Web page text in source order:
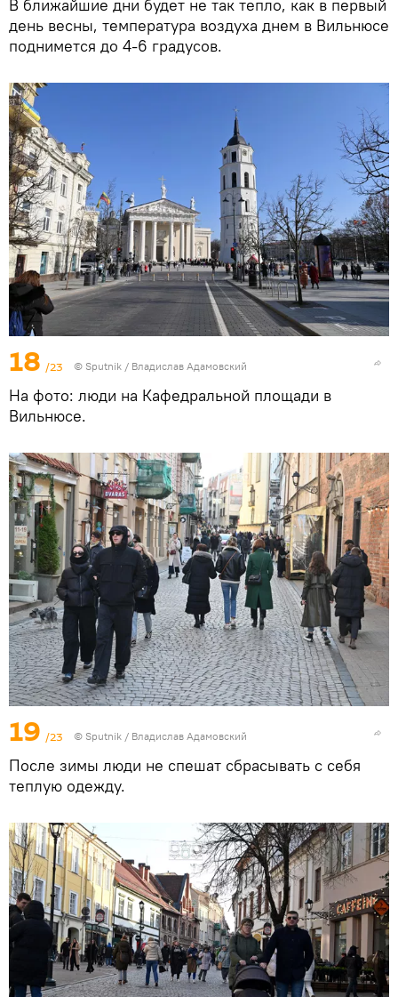
В ближайшие дни будет не так тепло, как в первый
день весны, температура воздуха днем в Вильнюсе
поднимется до 4-6 градусов.
18 /23 © Sputnik / Владислав Адамовский
На фото: люди на Кафедральной площади в
Вильнюсе.
19 /23 © Sputnik / Владислав Адамовский
После зимы люди не спешат сбрасывать с себя
теплую одежду.